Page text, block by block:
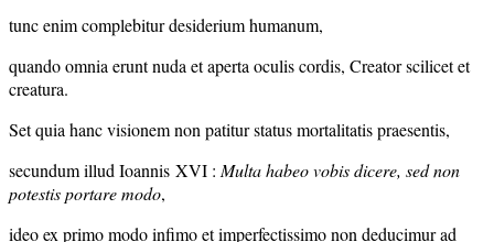
tunc enim complebitur desiderium humanum,
quando omnia erunt nuda et aperta oculis cordis, Creator scilicet et
creatura.
Set quia hanc visionem non patitur status mortalitatis praesentis,
secundum illud Ioannis XVI : Multa habeo vobis dicere, sed non
potestis portare modo,
ideo ex primo modo infimo et imperfectissimo non deducimur ad